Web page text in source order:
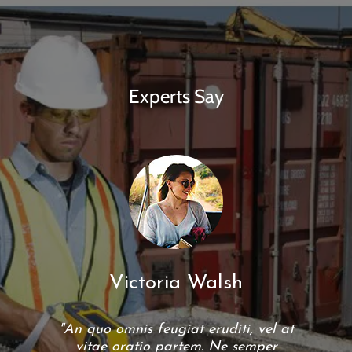
Experts Say
Victoria Walsh
"An quo omnis feugiat eruditi, vel at
vitae oratio partem. Ne semper